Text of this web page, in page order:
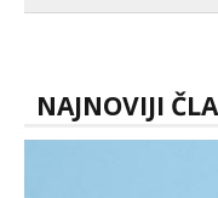
NAJNOVIJI